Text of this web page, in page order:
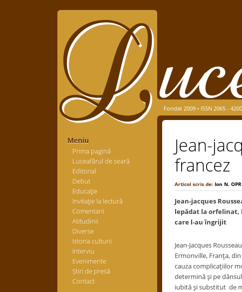
Meniu
Prima pagină
Luceafărul de seară
Editorial
Debut
Educaţie
Invitaţie la lectură
Comentarii
Atitudinii
Diverse
Istoria culturii
Interviu
Evenimente
Știri de presă
Contact
Fondat 2009 • ISSN 2065 - 4200
Jean-
francez
Articol scris de: Ion N.
Jean-jacques
lepădat la orfelinat,
care l-au îngrijit
Jean-Jacques
Ermonville, Franţa,
cauza complicaţiilor
determină şi pe
iubită şi substitut de